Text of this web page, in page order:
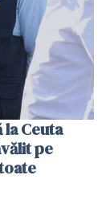
Ceuta
pe